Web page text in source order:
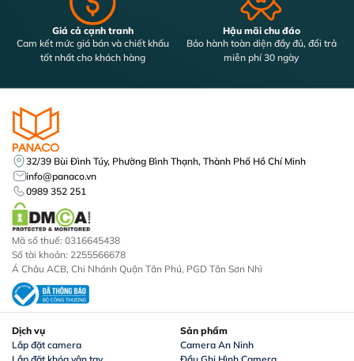
Giá cả cạnh tranh
Cam kết mức giá bán và chiết khấu
tốt nhất cho khách hàng
Hậu mãi chu đáo
Bảo hành toàn diện đầy đủ, đổi trả
miễn phí 30 ngày
Dịch vụ
Lắp đặt camera
Sản phẩm
Camera An Ninh
32/39 Bùi Đình Túy, Phường Bình Thạnh, Thành Phố Hồ Chí Minh
info@panaco.vn
0989 352 251
Mã số thuế: 0316645438
Số tài khoản: 2255566678
Á Châu ACB, Chi Nhánh Quận Tân Phú, PGD Tân Sơn Nhì